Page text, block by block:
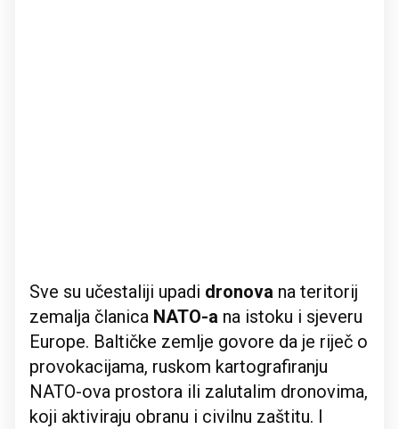
Sve su učestaliji upadi dronova na teritorij
zemalja članica NATO-a na istoku i sjeveru
Europe. Baltičke zemlje govore da je riječ o
provokacijama, ruskom kartografiranju
NATO-ova prostora ili zalutalim dronovima,
koji aktiviraju obranu i civilnu zaštitu. I